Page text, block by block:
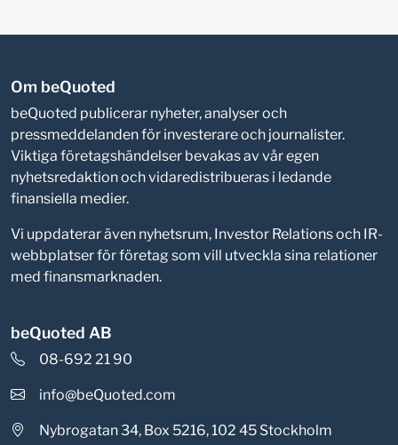
Om beQuoted
beQuoted publicerar nyheter, analyser och
pressmeddelanden för investerare och journalister.
Viktiga företagshändelser bevakas av vår egen
nyhetsredaktion och vidaredistribueras i ledande
finansiella medier.
Vi uppdaterar även nyhetsrum, Investor Relations och IR-
webbplatser för företag som vill utveckla sina relationer
med finansmarknaden.
beQuoted AB
08-692 21 90
info@beQuoted.com
Nybrogatan 34, Box 5216, 102 45 Stockholm